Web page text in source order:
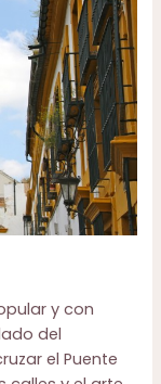
y con
del
el Puente